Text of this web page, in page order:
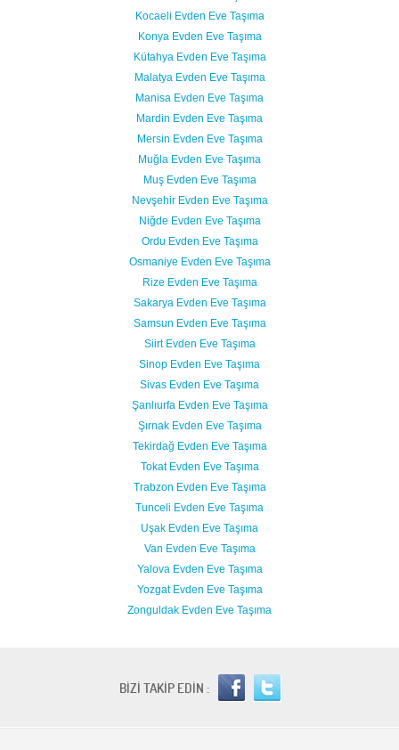
Kocaeli Evden Eve Taşıma
Konya Evden Eve Taşıma
Kütahya Evden Eve Taşıma
Malatya Evden Eve Taşıma
Manisa Evden Eve Taşıma
Mardin Evden Eve Taşıma
Mersin Evden Eve Taşıma
Muğla Evden Eve Taşıma
Muş Evden Eve Taşıma
Nevşehir Evden Eve Taşıma
Niğde Evden Eve Taşıma
Ordu Evden Eve Taşıma
Osmaniye Evden Eve Taşıma
Rize Evden Eve Taşıma
Sakarya Evden Eve Taşıma
Samsun Evden Eve Taşıma
Siirt Evden Eve Taşıma
Sinop Evden Eve Taşıma
Sivas Evden Eve Taşıma
Şanlıurfa Evden Eve Taşıma
Şırnak Evden Eve Taşıma
Tekirdağ Evden Eve Taşıma
Tokat Evden Eve Taşıma
Trabzon Evden Eve Taşıma
Tunceli Evden Eve Taşıma
Uşak Evden Eve Taşıma
Van Evden Eve Taşıma
Yalova Evden Eve Taşıma
Yozgat Evden Eve Taşıma
Zonguldak Evden Eve Taşıma
BİZİ TAKİP EDİN :